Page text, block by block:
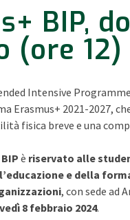
BIP,
(ore 12)
Intensive
Erasmus+ 2021-2027,
fisica breve e una
è riservato alle
e della
, con sede ad
8 febbraio 2024.